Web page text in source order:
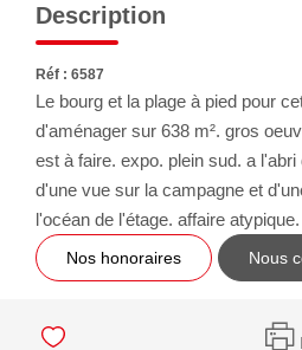
Description
Réf : 6587
Le bourg et la plage à pied pour
d'aménager sur 638 m². gros
est à faire. expo. plein sud. a
d'une vue sur la campagne et
l'océan de l'étage. affaire
Nos honoraires Nous